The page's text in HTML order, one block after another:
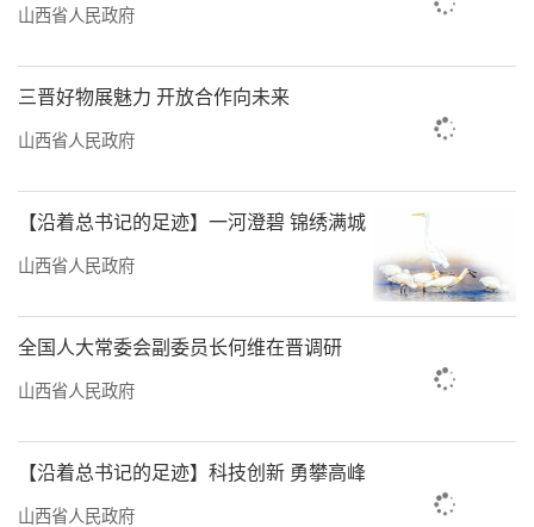
山西省人民政府
三晋好物展魅力 开放合作向未来
山西省人民政府
【沿着总书记的足迹】一河澄碧 锦绣满城
山西省人民政府
全国人大常委会副委员长何维在晋调研
山西省人民政府
【沿着总书记的足迹】科技创新 勇攀高峰
山西省人民政府